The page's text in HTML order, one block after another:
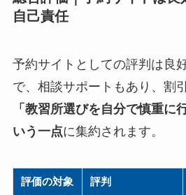
自己責任
予約サイトとしての評判は良
で、相談サポートもあり、割
「教習所選びを自分で慎重に
いう一点に集約されます。
評価の対象 評判